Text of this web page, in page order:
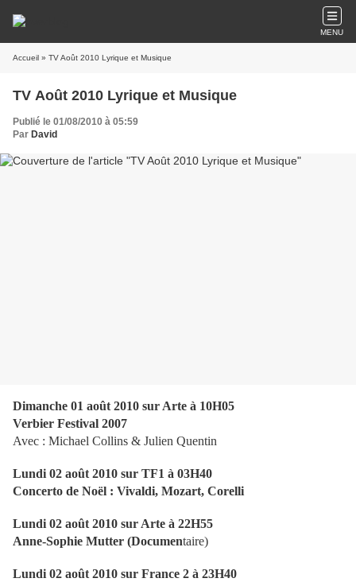
MENU
Accueil » TV Août 2010 Lyrique et Musique
TV Août 2010 Lyrique et Musique
Publié le 01/08/2010 à 05:59
Par David
Dimanche 01 août 2010 sur Arte à 10H05
Verbier Festival 2007
Avec : Michael Collins & Julien Quentin
Lundi 02 août 2010 sur TF1 à 03H40
Concerto de Noël : Vivaldi, Mozart, Corelli
Lundi 02 août 2010 sur Arte à 22H55
Anne-Sophie Mutter (Documentaire)
Lundi 02 août 2010 sur France 2 à 23H40